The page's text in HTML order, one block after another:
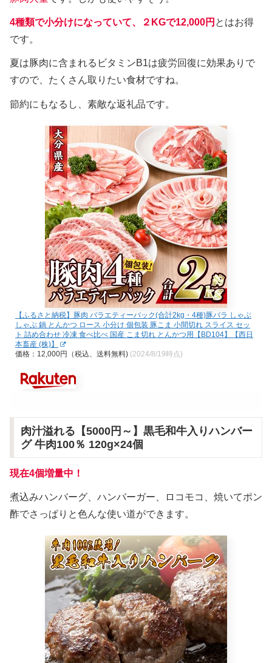
4種類で小分けになっていて、２KGで12,000円 とはお得
です。
夏は豚肉に含まれるビタミンB1は疲労回復に効果ありで
すので、たくさん取りたい食材ですね。
節約にもなるし、素敵な返礼品です。
【ふるさと納税】豚肉 バラエティーパック(合計2kg・4種)豚バラ しゃぶ
しゃぶ 鍋 とんかつ ロース 小分け 個包装 豚こま 小間切れ スライス セッ
ト 詰め合わせ 冷凍 食べ比べ 国産 こま切れ とんかつ用【BD104】【西日
本畜産 (株)】
価格：12,000円（税込、送料無料) (2024/8/19時点)
肉汁溢れる【5000円～】黒毛和牛入りハンバー
グ 牛肉100％ 120g×24個
現在4個増量中！
煮込みハンバーグ、ハンバーガー、ロコモコ、焼いてポン
酢でさっぱりと色んな使い道ができます。